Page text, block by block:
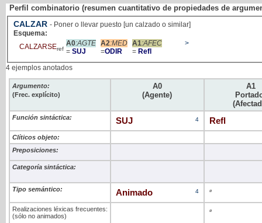
Perfil combinatorio (resumen cuantitativo de propiedades de
CALZAR - Poner o llevar puesto [un calzado o similar]
Esquema:
CALZARSEref
A0:AGTE
= SUJ
A2:MED
=ODIR
A1:AFEC
= Refl
>
4 ejemplos anotados
Argumento:
(Frec. explícito)
A0
(Agente)
A1
Función sintáctica: SUJ 4 Refl
Clíticos objeto:
Preposiciones:
Categoría sintáctica:
Tipo semántico: Animado 4 ø
Realizaciones léxicas frecuentes:
(sólo no animados)
ø